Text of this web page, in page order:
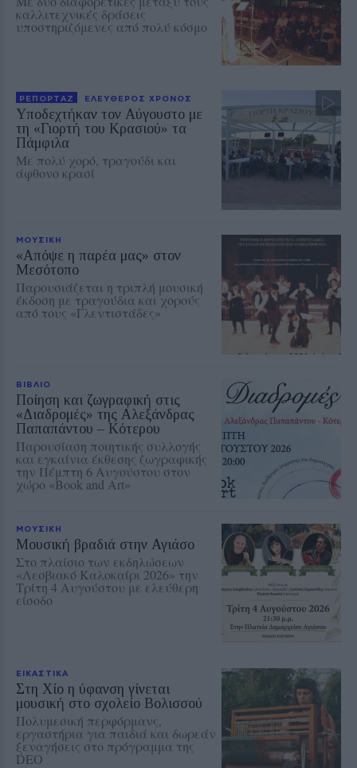
καλλιτεχνικές δράσεις
υποστηριζόμενες από πολύ κόσμο
ΡΕΠΟΡΤΑΖ ΕΛΕΥΘΕΡΟΣ ΧΡΟΝΟΣ
Υποδεχτήκαν τον Αύγουστο με
τη «Γιορτή του Κρασιού» τα
Πάμφιλα
Με πολύ χορό, τραγούδι και
άφθονο κρασί
ΜΟΥΣΙΚΗ
«Απόψε η παρέα μας» στον
Μεσότοπο
Παρουσιάζεται η τριπλή μουσική
έκδοση με τραγούδια και χορούς
από τους «Γλεντιστάδες»
ΒΙΒΛΙΟ
Ποίηση και ζωγραφική στις
«Διαδρομές» της Αλεξάνδρας
Παπαπάντου – Κότερου
Παρουσίαση ποιητικής συλλογής
και εγκαίνια έκθεσης ζωγραφικής
την Πέμπτη 6 Αυγούστου στον
χώρο «Book and Art»
ΜΟΥΣΙΚΗ
Μουσική βραδιά στην Αγιάσο
Στο πλαίσιο των εκδηλώσεων
«Λεσβιακό Καλοκαίρι 2026» την
Τρίτη 4 Αυγούστου με ελεύθερη
είσοδο
ΕΙΚΑΣΤΙΚΑ
Στη Χίο η ύφανση γίνεται
μουσική στο σχολείο Βολισσού
Πολυμεσική περφόρμανς,
εργαστήρια για παιδιά και δωρεάν
ξεναγήσεις στο πρόγραμμα της
DEO